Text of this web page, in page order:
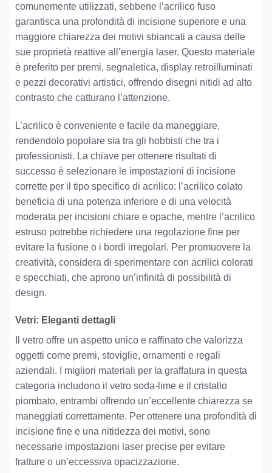
comunemente utilizzati, sebbene l’acrilico fuso
garantisca una profondità di incisione superiore e una
maggiore chiarezza dei motivi sbiancati a causa delle
sue proprietà reattive all’energia laser. Questo materiale
è preferito per premi, segnaletica, display retroilluminati
e pezzi decorativi artistici, offrendo disegni nitidi ad alto
contrasto che catturano l’attenzione.
L’acrilico è conveniente e facile da maneggiare,
rendendolo popolare sia tra gli hobbisti che tra i
professionisti. La chiave per ottenere risultati di
successo è selezionare le impostazioni di incisione
corrette per il tipo specifico di acrilico: l’acrilico colato
beneficia di una potenza inferiore e di una velocità
moderata per incisioni chiare e opache, mentre l’acrilico
estruso potrebbe richiedere una regolazione fine per
evitare la fusione o i bordi irregolari. Per promuovere la
creatività, considera di sperimentare con acrilici colorati
e specchiati, che aprono un’infinità di possibilità di
design.
Vetri: Eleganti dettagli
Il vetro offre un aspetto unico e raffinato che valorizza
oggetti come premi, stoviglie, ornamenti e regali
aziendali. I migliori materiali per la graffatura in questa
categoria includono il vetro soda-lime e il cristallo
piombato, entrambi offrendo un’eccellente chiarezza se
maneggiati correttamente. Per ottenere una profondità di
incisione fine e una nitidezza dei motivi, sono
necessarie impostazioni laser precise per evitare
fratture o un’eccessiva opacizzazione.